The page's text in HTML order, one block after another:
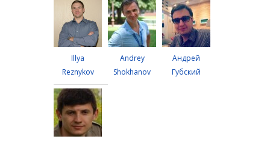
Illya
Reznykov
Andrey
Shokhanov
Андрей
Губский